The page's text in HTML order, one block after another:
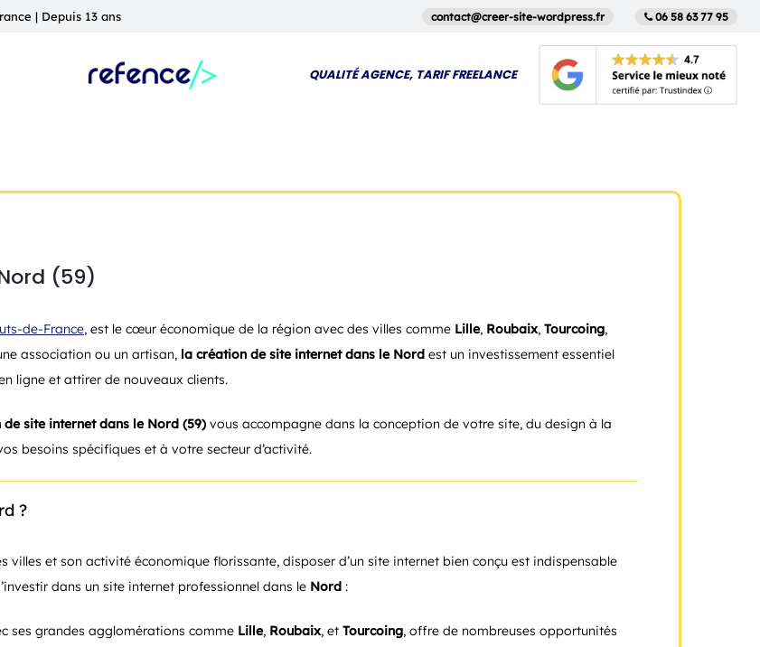
| Depuis 13 ans contact@creer-site-wordpress.fr 06 58 63 77 95
QUALITÉ AGENCE, TARIF FREELANCE
(59)
de-France, est le cœur économique de la région avec des villes comme Lille, Roubaix, Tourcoing,
association ou un artisan, la création de site internet dans le Nord est un investissement essentiel
ligne et attirer de nouveaux clients.
site internet dans le Nord (59) vous accompagne dans la conception de votre site, du design à la
besoins spécifiques et à votre secteur d’activité.
?
villes et son activité économique florissante, disposer d’un site internet bien conçu est indispensable
dans un site internet professionnel dans le Nord :
ses grandes agglomérations comme Lille, Roubaix, et Tourcoing, offre de nombreuses opportunités